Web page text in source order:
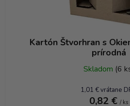
Kartón Štvorhran s
prírodná
Skladom (6
1,01 € vrátane
0,82 € / ks